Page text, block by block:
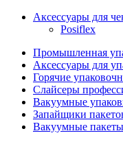
Аксессуары для
Posiflex
Промышленная
Аксессуары для
Горячие
Слайсеры
Вакуумные
Запайщики
Вакуумные пакеты